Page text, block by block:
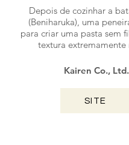
Depois de cozinhar a
(Beniharuka), uma
para criar uma pasta sem
textura extremamente
Kairen Co., Ltd.
SITE